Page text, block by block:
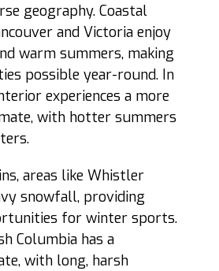
geography. Coastal
and Victoria enjoy
warm summers, making
possible year-round. In
experiences a more
with hotter summers
areas like Whistler
snowfall, providing
for winter sports.
Columbia has a
with long, harsh